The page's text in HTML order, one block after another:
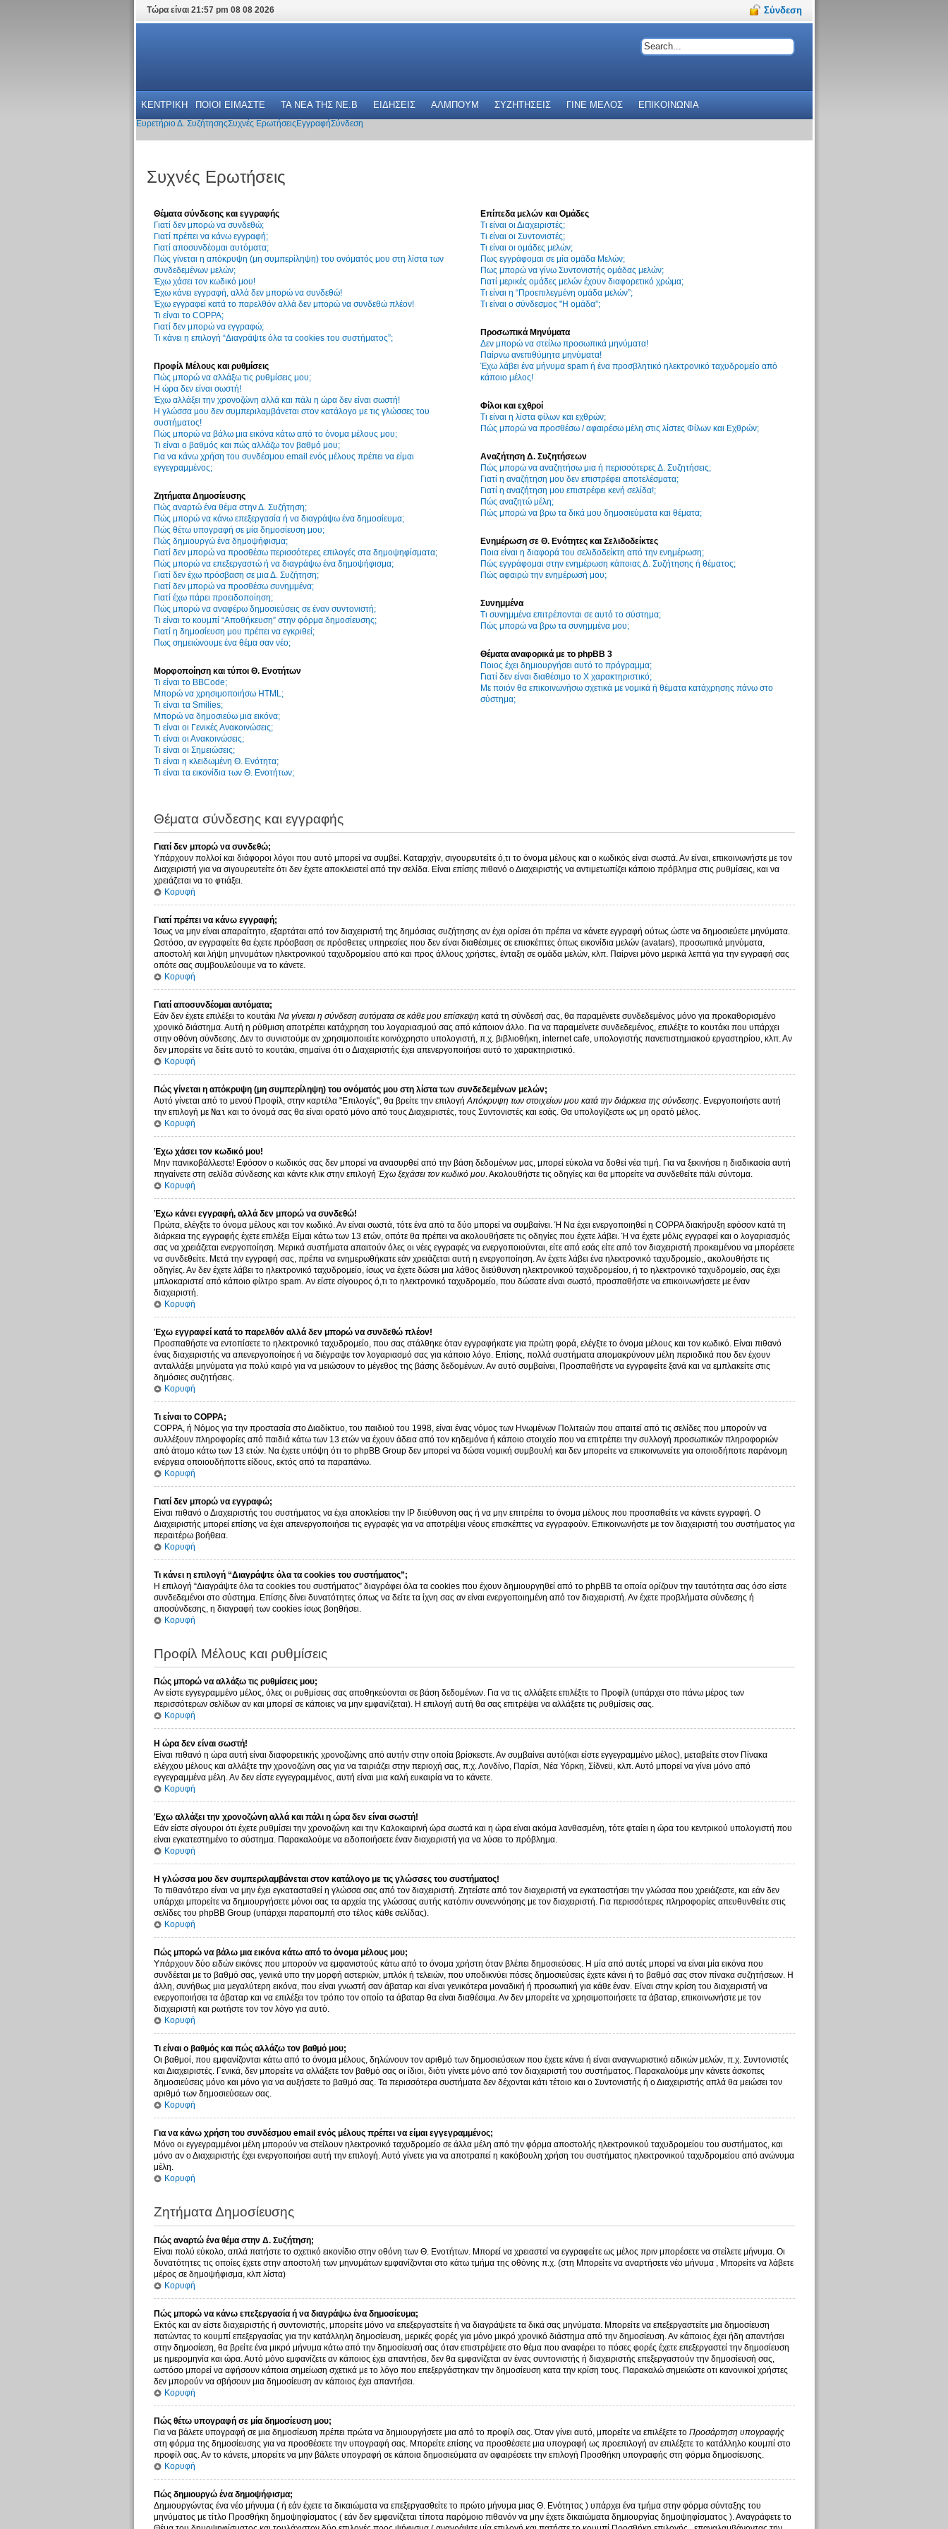
Τώρα είναι 21:57 pm 08 08 2026 Σύνδεση
ΚΕΝΤΡΙΚΗ ΠΟΙΟΙ ΕΙΜΑΣΤΕ ΤΑ ΝΕΑ THΣ NE.B ΕΙΔΗΣΕΙΣ ΑΛΜΠΟΥΜ ΣΥΖΗΤΗΣΕΙΣ ΓΙΝΕ ΜΕΛΟΣ ΕΠΙΚΟΙΝΩΝΙΑ
Ευρετήριο Δ. ΣυζήτησηςΣυχνές Ερωτήσεις ΕγγραφήΣύνδεση
Συχνές Ερωτήσεις
Θέματα σύνδεσης και εγγραφής
Γιατί δεν μπορώ να συνδεθώ;
Γιατί πρέπει να κάνω εγγραφή;
Γιατί αποσυνδέομαι αυτόματα;
Πώς γίνεται η απόκρυψη (μη συμπερίληψη) του ονόματός μου στη λίστα των
συνδεδεμένων μελών;
Έχω χάσει τον κωδικό μου!
Έχω κάνει εγγραφή, αλλά δεν μπορώ να συνδεθώ!
Έχω εγγραφεί κατά το παρελθόν αλλά δεν μπορώ να συνδεθώ πλέον!
Τι είναι το COPPA;
Γιατί δεν μπορώ να εγγραφώ;
Τι κάνει η επιλογή “Διαγράψτε όλα τα cookies του συστήματος”;
Προφίλ Μέλους και ρυθμίσεις
Πώς μπορώ να αλλάξω τις ρυθμίσεις μου;
Η ώρα δεν είναι σωστή!
Έχω αλλάξει την χρονοζώνη αλλά και πάλι η ώρα δεν είναι σωστή!
Η γλώσσα μου δεν συμπεριλαμβάνεται στον κατάλογο με τις γλώσσες του
συστήματος!
Πώς μπορώ να βάλω μια εικόνα κάτω από το όνομα μέλους μου;
Τι είναι ο βαθμός και πώς αλλάζω τον βαθμό μου;
Για να κάνω χρήση του συνδέσμου email ενός μέλους πρέπει να είμαι
εγγεγραμμένος;
Ζητήματα Δημοσίευσης
Πώς αναρτώ ένα θέμα στην Δ. Συζήτηση;
Πώς μπορώ να κάνω επεξεργασία ή να διαγράψω ένα δημοσίευμα;
Πώς θέτω υπογραφή σε μία δημοσίευση μου;
Πώς δημιουργώ ένα δημοψήφισμα;
Γιατί δεν μπορώ να προσθέσω περισσότερες επιλογές στα δημοψηφίσματα;
Πώς μπορώ να επεξεργαστώ ή να διαγράψω ένα δημοψήφισμα;
Γιατί δεν έχω πρόσβαση σε μια Δ. Συζήτηση;
Γιατί δεν μπορώ να προσθέσω συνημμένα;
Γιατί έχω πάρει προειδοποίηση;
Πώς μπορώ να αναφέρω δημοσιεύσεις σε έναν συντονιστή;
Τι είναι το κουμπί “Αποθήκευση” στην φόρμα δημοσίευσης;
Γιατί η δημοσίευση μου πρέπει να εγκριθεί;
Πως σημειώνουμε ένα θέμα σαν νέο;
Μορφοποίηση και τύποι Θ. Ενοτήτων
Τι είναι το BBCode;
Μπορώ να χρησιμοποιήσω HTML;
Τι είναι τα Smilies;
Μπορώ να δημοσιεύω μια εικόνα;
Τι είναι οι Γενικές Ανακοινώσεις;
Τι είναι οι Ανακοινώσεις;
Τι είναι οι Σημειώσεις;
Τι είναι η κλειδωμένη Θ. Ενότητα;
Τι είναι τα εικονίδια των Θ. Ενοτήτων;
Επίπεδα μελών και Ομάδες
Τι είναι οι Διαχειριστές;
Τι είναι οι Συντονιστές;
Τι είναι οι ομάδες μελών;
Πως εγγράφομαι σε μία ομάδα Μελών;
Πως μπορώ να γίνω Συντονιστής ομάδας μελών;
Γιατί μερικές ομάδες μελών έχουν διαφορετικό χρώμα;
Τι είναι η “Προεπιλεγμένη ομάδα μελών”;
Τι είναι ο σύνδεσμος "Η ομάδα”;
Προσωπικά Μηνύματα
Δεν μπορώ να στείλω προσωπικά μηνύματα!
Παίρνω ανεπιθύμητα μηνύματα!
Έχω λάβει ένα μήνυμα spam ή ένα προσβλητικό ηλεκτρονικό ταχυδρομείο από
κάποιο μέλος!
Φίλοι και εχθροί
Τι είναι η λίστα φίλων και εχθρών;
Πώς μπορώ να προσθέσω / αφαιρέσω μέλη στις λίστες Φίλων και Εχθρών;
Αναζήτηση Δ. Συζητήσεων
Πώς μπορώ να αναζητήσω μια ή περισσότερες Δ. Συζητήσεις;
Γιατί η αναζήτηση μου δεν επιστρέφει αποτελέσματα;
Γιατί η αναζήτηση μου επιστρέφει κενή σελίδα!;
Πώς αναζητώ μέλη;
Πώς μπορώ να βρω τα δικά μου δημοσιεύματα και θέματα;
Ενημέρωση σε Θ. Ενότητες και Σελιδοδείκτες
Ποια είναι η διαφορά του σελιδοδείκτη από την ενημέρωση;
Πώς εγγράφομαι στην ενημέρωση κάποιας Δ. Συζήτησης ή θέματος;
Πώς αφαιρώ την ενημέρωσή μου;
Συνημμένα
Τι συνημμένα επιτρέπονται σε αυτό το σύστημα;
Πώς μπορώ να βρω τα συνημμένα μου;
Θέματα αναφορικά με το phpBB 3
Ποιος έχει δημιουργήσει αυτό το πρόγραμμα;
Γιατί δεν είναι διαθέσιμο το Χ χαρακτηριστικό;
Με ποιόν θα επικοινωνήσω σχετικά με νομικά ή θέματα κατάχρησης πάνω στο
σύστημα;
Θέματα σύνδεσης και εγγραφής
Γιατί δεν μπορώ να συνδεθώ;
Υπάρχουν πολλοί και διάφοροι λόγοι που αυτό μπορεί να συμβεί. Καταρχήν, σιγουρευτείτε ό,τι το όνομα μέλους και ο κωδικός είναι σωστά. Αν είναι, επικοινωνήστε με τον
Διαχειριστή για να σιγουρευτείτε ότι δεν έχετε αποκλειστεί από την σελίδα. Είναι επίσης πιθανό ο Διαχειριστής να αντιμετωπίζει κάποιο πρόβλημα στις ρυθμίσεις, και να
χρειάζεται να το φτιάξει.
Κορυφή
Γιατί πρέπει να κάνω εγγραφή;
Ίσως να μην είναι απαραίτητο, εξαρτάται από τον διαχειριστή της δημόσιας συζήτησης αν έχει ορίσει ότι πρέπει να κάνετε εγγραφή ούτως ώστε να δημοσιεύετε μηνύματα.
Ωστόσο, αν εγγραφείτε θα έχετε πρόσβαση σε πρόσθετες υπηρεσίες που δεν είναι διαθέσιμες σε επισκέπτες όπως εικονίδια μελών (avatars), προσωπικά μηνύματα,
αποστολή και λήψη μηνυμάτων ηλεκτρονικού ταχυδρομείου από και προς άλλους χρήστες, ένταξη σε ομάδα μελών, κλπ. Παίρνει μόνο μερικά λεπτά για την εγγραφή σας
οπότε σας συμβουλεύουμε να το κάνετε.
Κορυφή
Γιατί αποσυνδέομαι αυτόματα;
Εάν δεν έχετε επιλέξει το κουτάκι Να γίνεται η σύνδεση αυτόματα σε κάθε μου επίσκεψη κατά τη σύνδεσή σας, θα παραμένετε συνδεδεμένος μόνο για προκαθορισμένο
χρονικό διάστημα. Αυτή η ρύθμιση αποτρέπει κατάχρηση του λογαριασμού σας από κάποιον άλλο. Για να παραμείνετε συνδεδεμένος, επιλέξτε το κουτάκι που υπάρχει
στην οθόνη σύνδεσης. Δεν το συνιστούμε αν χρησιμοποιείτε κοινόχρηστο υπολογιστή, π.χ. βιβλιοθήκη, internet cafe, υπολογιστής πανεπιστημιακού εργαστηρίου, κλπ. Αν
δεν μπορείτε να δείτε αυτό το κουτάκι, σημαίνει ότι ο Διαχειριστής έχει απενεργοποιήσει αυτό το χαρακτηριστικό.
Κορυφή
Πώς γίνεται η απόκρυψη (μη συμπερίληψη) του ονόματός μου στη λίστα των συνδεδεμένων μελών;
Αυτό γίνεται από το μενού Προφίλ, στην καρτέλα "Επιλογές", θα βρείτε την επιλογήΑπόκρυψη των στοιχείων μου κατά την διάρκεια της σύνδεσης. Ενεργοποιήστε αυτή
την επιλογή με Ναι και το όνομά σας θα είναι ορατό μόνο από τους Διαχειριστές, τους Συντονιστές και εσάς. Θα υπολογίζεστε ως μη ορατό μέλος.
Κορυφή
Έχω χάσει τον κωδικό μου!
Μην πανικοβάλλεστε! Εφόσον ο κωδικός σας δεν μπορεί να ανασυρθεί από την βάση δεδομένων μας, μπορεί εύκολα να δοθεί νέα τιμή. Για να ξεκινήσει η διαδικασία αυτή
πηγαίνετε στη σελίδα σύνδεσης και κάντε κλικ στην επιλογή Έχω ξεχάσει τον κωδικό μου. Ακολουθήστε τις οδηγίες και θα μπορείτε να συνδεθείτε πάλι σύντομα.
Κορυφή
Έχω κάνει εγγραφή, αλλά δεν μπορώ να συνδεθώ!
Πρώτα, ελέγξτε το όνομα μέλους και τον κωδικό. Αν είναι σωστά, τότε ένα από τα δύο μπορεί να συμβαίνει. Ή Να έχει ενεργοποιηθεί η COPPA διακήρυξη εφόσον κατά τη
διάρκεια της εγγραφής έχετε επιλέξει Είμαι κάτω των 13 ετών, οπότε θα πρέπει να ακολουθήσετε τις οδηγίες που έχετε λάβει. Ή να έχετε μόλις εγγραφεί και ο λογαριασμός
σας να χρειάζεται ενεργοποίηση. Μερικά συστήματα απαιτούν όλες οι νέες εγγραφές να ενεργοποιούνται, είτε από εσάς είτε από τον διαχειριστή προκειμένου να μπορέσετε
να συνδεθείτε. Μετά την εγγραφή σας, πρέπει να ενημερωθήκατε εάν χρειάζεται αυτή η ενεργοποίηση. Αν έχετε λάβει ένα ηλεκτρονικό ταχυδρομείο,, ακολουθήστε τις
οδηγίες. Αν δεν έχετε λάβει το ηλεκτρονικό ταχυδρομείο, ίσως να έχετε δώσει μια λάθος διεύθυνση ηλεκτρονικού ταχυδρομείου, ή το ηλεκτρονικό ταχυδρομείο, σας έχει
μπλοκαριστεί από κάποιο φίλτρο spam. Αν είστε σίγουρος ό,τι το ηλεκτρονικό ταχυδρομείο, που δώσατε είναι σωστό, προσπαθήστε να επικοινωνήσετε με έναν
διαχειριστή.
Κορυφή
Έχω εγγραφεί κατά το παρελθόν αλλά δεν μπορώ να συνδεθώ πλέον!
Προσπαθήστε να εντοπίσετε το ηλεκτρονικό ταχυδρομείο, που σας στάλθηκε όταν εγγραφήκατε για πρώτη φορά, ελέγξτε το όνομα μέλους και τον κωδικό. Είναι πιθανό
ένας διαχειριστής να απενεργοποίησε ή να διέγραψε τον λογαριασμό σας για κάποιο λόγο. Επίσης, πολλά συστήματα απομακρύνουν μέλη περιοδικά που δεν έχουν
ανταλλάξει μηνύματα για πολύ καιρό για να μειώσουν το μέγεθος της βάσης δεδομένων. Αν αυτό συμβαίνει, Προσπαθήστε να εγγραφείτε ξανά και να εμπλακείτε στις
δημόσιες συζητήσεις.
Κορυφή
Τι είναι το COPPA;
COPPA, ή Νόμος για την προστασία στο Διαδίκτυο, του παιδιού του 1998, είναι ένας νόμος των Ηνωμένων Πολιτειών που απαιτεί από τις σελίδες που μπορούν να
συλλέξουν πληροφορίες από παιδιά κάτω των 13 ετών να έχουν άδεια από τον κηδεμόνα ή κάποιο στοιχείο που να επιτρέπει την συλλογή προσωπικών πληροφοριών
από άτομο κάτω των 13 ετών. Να έχετε υπόψη ότι το phpBB Group δεν μπορεί να δώσει νομική συμβουλή και δεν μπορείτε να επικοινωνείτε για οποιοδήποτε παράνομη
ενέργεια οποιουδήποττε είδους, εκτός από τα παραπάνω.
Κορυφή
Γιατί δεν μπορώ να εγγραφώ;
Είναι πιθανό ο Διαχειριστής του συστήματος να έχει αποκλείσει την IP διεύθυνση σας ή να μην επιτρέπει το όνομα μέλους που προσπαθείτε να κάνετε εγγραφή. Ο
Διαχειριστής μπορεί επίσης να έχει απενεργοποιήσει τις εγγραφές για να αποτρέψει νέους επισκέπτες να εγγραφούν. Επικοινωνήστε με τον διαχειριστή του συστήματος για
περαιτέρω βοήθεια.
Κορυφή
Τι κάνει η επιλογή “Διαγράψτε όλα τα cookies του συστήματος”;
Η επιλογή “Διαγράψτε όλα τα cookies του συστήματος” διαγράφει όλα τα cookies που έχουν δημιουργηθεί από το phpBB τα οποία ορίζουν την ταυτότητα σας όσο είστε
συνδεδεμένοι στο σύστημα. Επίσης δίνει δυνατότητες όπως να δείτε τα ίχνη σας αν είναι ενεργοποιημένη από τον διαχειριστή. Αν έχετε προβλήματα σύνδεσης ή
αποσύνδεσης, η διαγραφή των cookies ίσως βοηθήσει.
Κορυφή
Προφίλ Μέλους και ρυθμίσεις
Πώς μπορώ να αλλάξω τις ρυθμίσεις μου;
Αν είστε εγγεγραμμένο μέλος, όλες οι ρυθμίσεις σας αποθηκεύονται σε βάση δεδομένων. Για να τις αλλάξετε επιλέξτε το Προφίλ (υπάρχει στο πάνω μέρος των
περισσότερων σελίδων αν και μπορεί σε κάποιες να μην εμφανίζεται). Η επιλογή αυτή θα σας επιτρέψει να αλλάξετε τις ρυθμίσεις σας.
Κορυφή
Η ώρα δεν είναι σωστή!
Είναι πιθανό η ώρα αυτή είναι διαφορετικής χρονοζώνης από αυτήν στην οποία βρίσκεστε. Αν συμβαίνει αυτό(και είστε εγγεγραμμένο μέλος), μεταβείτε στον Πίνακα
ελέγχου μέλους και αλλάξτε την χρονοζώνη σας για να ταιριάζει στην περιοχή σας, π.χ. Λονδίνο, Παρίσι, Νέα Υόρκη, Σίδνεϋ, κλπ. Αυτό μπορεί να γίνει μόνο από
εγγεγραμμένα μέλη. Αν δεν είστε εγγεγραμμένος, αυτή είναι μια καλή ευκαιρία να το κάνετε.
Κορυφή
Έχω αλλάξει την χρονοζώνη αλλά και πάλι η ώρα δεν είναι σωστή!
Εάν είστε σίγουροι ότι έχετε ρυθμίσει την χρονοζώνη και την Καλοκαιρινή ώρα σωστά και η ώρα είναι ακόμα λανθασμένη, τότε φταίει η ώρα του κεντρικού υπολογιστή που
είναι εγκατεστημένο το σύστημα. Παρακαλούμε να ειδοποιήσετε έναν διαχειριστή για να λύσει το πρόβλημα.
Κορυφή
Η γλώσσα μου δεν συμπεριλαμβάνεται στον κατάλογο με τις γλώσσες του συστήματος!
Το πιθανότερο είναι να μην έχει εγκατασταθεί η γλώσσα σας από τον διαχειριστή. Ζητείστε από τον διαχειριστή να εγκαταστήσει την γλώσσα που χρειάζεστε, και εάν δεν
υπάρχει μπορείτε να δημιουργήσετε μόνοι σας τα αρχεία της γλώσσας αυτής κατόπιν συνεννόησης με τον διαχειριστή. Για περισσότερες πληροφορίες απευθυνθείτε στις
σελίδες του phpBB Group (υπάρχει παραπομπή στο τέλος κάθε σελίδας).
Κορυφή
Πώς μπορώ να βάλω μια εικόνα κάτω από το όνομα μέλους μου;
Υπάρχουν δύο ειδών εικόνες που μπορούν να εμφανιστούς κάτω από το όνομα χρήστη όταν βλέπει δημοσιεύσεις. Η μία από αυτές μπορεί να είναι μία εικόνα που
συνδέεται με το βαθμό σας, γενικά υπο την μορφή αστεριών, μπλόκ ή τελειών, που υποδικνύει πόσες δημοσιεύσεις έχετε κάνει ή το βαθμό σας στον πίνακα συζητήσεων. Η
άλλη, συνήθως μια μεγαλύτερη εικόνα, που είναι γνωστή σαν άβαταρ και είναι γενικότερα μοναδική ή προσωπική για κάθε έναν. Είναι στην κρίση του διαχειριστή να
ενεργοποιήσει τα άβαταρ και να επιλέξει τον τρόπο τον οποίο τα άβαταρ θα είναι διαθέσιμα. Αν δεν μπορείτε να χρησιμοποιήσετε τα άβαταρ, επικοινωνήστε με τον
διαχειριστή και ρωτήστε τον τον λόγο για αυτό.
Κορυφή
Τι είναι ο βαθμός και πώς αλλάζω τον βαθμό μου;
Οι βαθμοί, που εμφανίζονται κάτω από το όνομα μέλους, δηλώνουν τον αριθμό των δημοσιεύσεων που έχετε κάνει ή είναι αναγνωριστικό ειδικών μελών, π.χ. Συντονιστές
και Διαχειριστές. Γενικά, δεν μπορείτε να αλλάξετε τον βαθμό σας οι ίδιοι, διότι γίνετε μόνο από τον διαχειριστή του συστήματος. Παρακαλούμε μην κάνετε άσκοπες
δημοσιεύσεις μόνο και μόνο για να αυξήσετε το βαθμό σας. Τα περισσότερα συστήματα δεν δέχονται κάτι τέτοιο και ο Συντονιστής ή ο Διαχειριστής απλά θα μειώσει τον
αριθμό των δημοσιεύσεων σας.
Κορυφή
Για να κάνω χρήση του συνδέσμου email ενός μέλους πρέπει να είμαι εγγεγραμμένος;
Μόνο οι εγγεγραμμένοι μέλη μπορούν να στείλουν ηλεκτρονικό ταχυδρομείο σε άλλα μέλη από την φόρμα αποστολής ηλεκτρονικού ταχυδρομείου του συστήματος, και
μόνο αν ο Διαχειριστής έχει ενεργοποιήσει αυτή την επιλογή. Αυτό γίνετε για να αποτραπεί η κακόβουλη χρήση του συστήματος ηλεκτρονικού ταχυδρομείου από ανώνυμα
μέλη.
Κορυφή
Ζητήματα Δημοσίευσης
Πώς αναρτώ ένα θέμα στην Δ. Συζήτηση;
Είναι πολύ εύκολο, απλά πατήστε το σχετικό εικονίδιο στην οθόνη των Θ. Ενοτήτων. Μπορεί να χρειαστεί να εγγραφείτε ως μέλος πριν μπορέσετε να στείλετε μήνυμα. Οι
δυνατότητες τις οποίες έχετε στην αποστολή των μηνυμάτων εμφανίζονται στο κάτω τμήμα της οθόνης π.χ. (στη Μπορείτε να αναρτήσετε νέο μήνυμα , Μπορείτε να λάβετε
μέρος σε δημοψήφισμα, κλπ λίστα)
Κορυφή
Πώς μπορώ να κάνω επεξεργασία ή να διαγράψω ένα δημοσίευμα;
Εκτός και αν είστε διαχειριστής ή συντονιστής, μπορείτε μόνο να επεξεργαστείτε ή να διαγράψετε τα δικά σας μηνύματα. Μπορείτε να επεξεργαστείτε μια δημοσίευση
πατώντας το κουμπί επεξεργασίας για την κατάλληλη δημοσίευση, μερικές φορές για μόνο μικρό χρονικό διάστημα από την δημοσίευση. Αν κάποιος έχει ήδη απαντήσει
στην δημοσίεση, θα βρείτε ένα μικρό μήνυμα κάτω από την δημοσίευσή σας όταν επιστρέψετε στο θέμα που αναφέρει το πόσες φορές έχετε επεξεργαστεί την δημοσίευση
με ημερομηνία και ώρα. Αυτό μόνο εμφανίζετε αν κάποιος έχει απαντήσει, δεν θα εμφανίζεται αν ένας συντονιστής ή διαχειριστής επεξεργαστούν την δημοσίευσή σας,
ωστόσο μπορεί να αφήσουν κάποια σημείωση σχετικά με το λόγο που επεξεργάστηκαν την δημοσίευση κατα την κρίση τους. Παρακαλώ σημειώστε οτι κανονικοί χρήστες
δεν μπορούν να σβήσουν μια δημοσίευση αν κάποιος έχει απαντήσει.
Κορυφή
Πώς θέτω υπογραφή σε μία δημοσίευση μου;
Για να βάλετε υπογραφή σε μια δημοσίευση πρέπει πρώτα να δημιουργήσετε μια από το προφίλ σας. Όταν γίνει αυτό, μπορείτε να επιλέξετε το Προσάρτηση υπογραφής
στη φόρμα της δημοσίευσης για να προσθέσετε την υπογραφή σας. Μπορείτε επίσης να προσθέσετε μια υπογραφή ως προεπιλογή αν επιλέξετε το κατάλληλο κουμπί στο
προφίλ σας. Αν το κάνετε, μπορείτε να μην βάλετε υπογραφή σε κάποια δημοσιεύματα αν αφαιρέσετε την επιλογή Προσθήκη υπογραφής στη φόρμα δημοσίευσης.
Κορυφή
Πώς δημιουργώ ένα δημοψήφισμα;
Δημιουργώντας ένα νέο μήνυμα ( ή εάν έχετε τα δικαιώματα να επεξεργασθείτε το πρώτο μήνυμα μιας Θ. Ενότητας ) υπάρχει ένα τμήμα στην φόρμα σύνταξης του
μηνύματος με τίτλο Προσθήκη δημοψηφίσματος ( εάν δεν εμφανίζεται τίποτα παρόμοιο πιθανόν να μην έχετε δικαιώματα δημιουργίας δημοψηφίσματος ). Αναγράφετε το